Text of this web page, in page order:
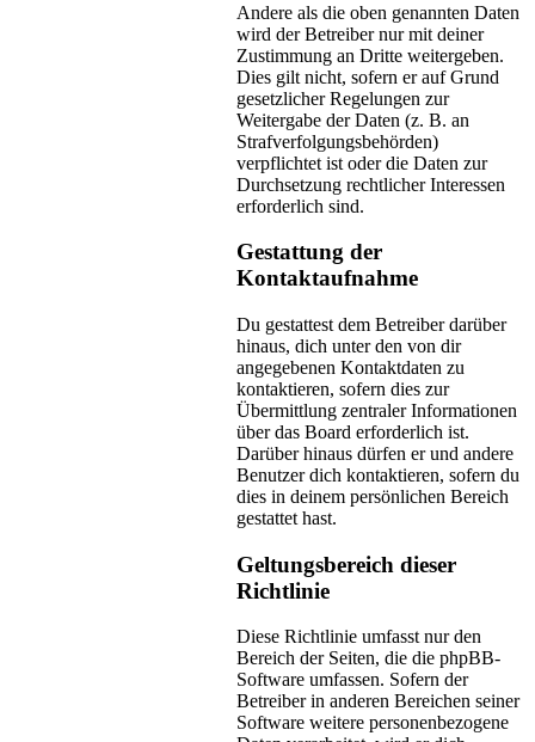
Andere als die oben genannten Daten
wird der Betreiber nur mit deiner
Zustimmung an Dritte weitergeben.
Dies gilt nicht, sofern er auf Grund
gesetzlicher Regelungen zur
Weitergabe der Daten (z. B. an
Strafverfolgungsbehörden)
verpflichtet ist oder die Daten zur
Durchsetzung rechtlicher Interessen
erforderlich sind.
Gestattung der
Kontaktaufnahme
Du gestattest dem Betreiber darüber
hinaus, dich unter den von dir
angegebenen Kontaktdaten zu
kontaktieren, sofern dies zur
Übermittlung zentraler Informationen
über das Board erforderlich ist.
Darüber hinaus dürfen er und andere
Benutzer dich kontaktieren, sofern du
dies in deinem persönlichen Bereich
gestattet hast.
Geltungsbereich dieser
Richtlinie
Diese Richtlinie umfasst nur den
Bereich der Seiten, die die phpBB-
Software umfassen. Sofern der
Betreiber in anderen Bereichen seiner
Software weitere personenbezogene